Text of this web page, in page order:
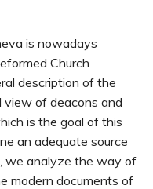
is nowadays
Church
description of the
of deacons and
is the goal of this
an adequate source
we analyze the way of
modern documents of